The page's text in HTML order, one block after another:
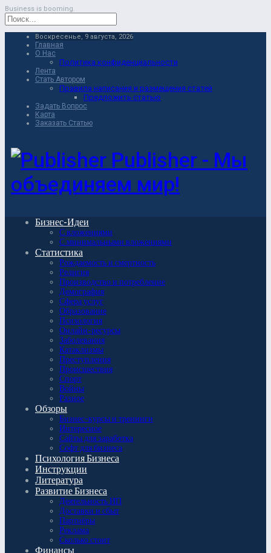
Business is booming.
Воскресенье, 9 августа, 2026
Главная
О Нас
Политика конфиденциальности
Лента
Стать Автором
Правила написания и размещения статей
Предложить статью
Задать Вопрос
Карта
Заказать Статью
Publisher - Мы
объединяем мир!
Бизнес-Идеи
С вложениями
С минимальными вложениями
Статистика
Рождаемость и смертность
Религия
Производство и потребление
Демография
Сфера услуг
Образование
Психология
Онлайн-ресурсы
Заболевания
Катаклизмы
Преступления
Происшествия
Спорт
Войны
Разное
Обзоры
Бизнес-курсы и тренинги
Интересное
Сайты для заработка
Софт для бизнеса
Психология Бизнеса
Инструкции
Литература
Развитие Бизнеса
Деятельность ИП
Доставки и сбыт
Партнёры
Реклама
Сколько стоит
Финансы